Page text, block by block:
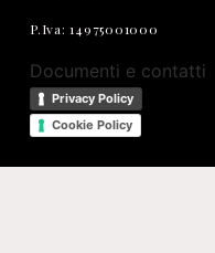
P.Iva: 14975001000
Documenti e contatti
Privacy Policy
Cookie Policy